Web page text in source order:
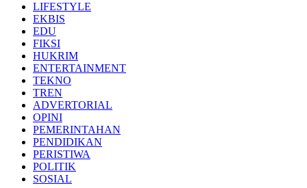
LIFESTYLE
EKBIS
EDU
FIKSI
HUKRIM
ENTERTAINMENT
TEKNO
TREN
ADVERTORIAL
OPINI
PEMERINTAHAN
PENDIDIKAN
PERISTIWA
POLITIK
SOSIAL